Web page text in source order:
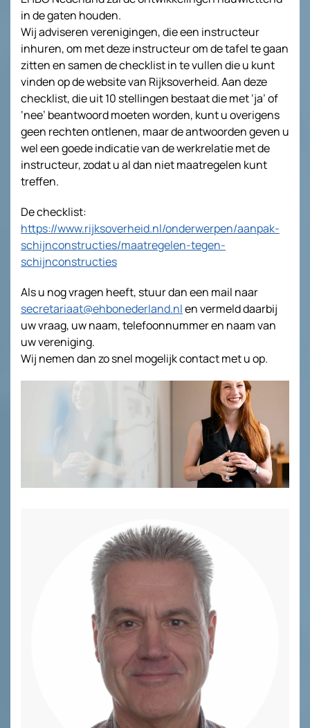
in de gaten houden.
Wij adviseren verenigingen, die een instructeur
inhuren, om met deze instructeur om de tafel te gaan
zitten en samen de checklist in te vullen die u kunt
vinden op de website van Rijksoverheid. Aan deze
checklist, die uit 10 stellingen bestaat die met ‘ja’ of
‘nee’ beantwoord moeten worden, kunt u overigens
geen rechten ontlenen, maar de antwoorden geven u
wel een goede indicatie van de werkrelatie met de
instructeur, zodat u al dan niet maatregelen kunt
treffen.
De checklist:
https://www.rijksoverheid.nl/onderwerpen/aanpak-
schijnconstructies/maatregelen-tegen-
schijnconstructies
Als u nog vragen heeft, stuur dan een mail naar
secretariaat@ehbonederland.nlen vermeld daarbij
uw vraag, uw naam, telefoonnummer en naam van
uw vereniging.
Wij nemen dan zo snel mogelijk contact met u op.